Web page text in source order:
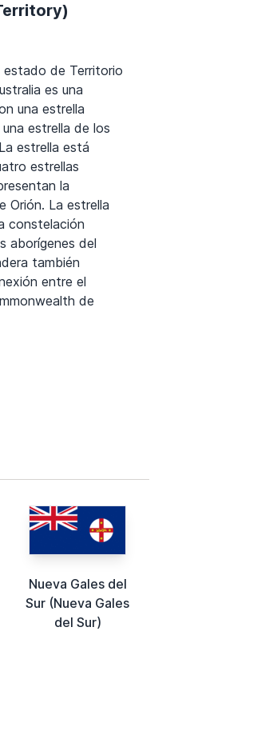
estado de Territorio
es una
una estrella
estrella de los
estrella está
estrellas
la
Orión. La estrella
constelación
aborígenes del
también
entre el
de
Nueva Gales del
Sur (Nueva Gales
del Sur)